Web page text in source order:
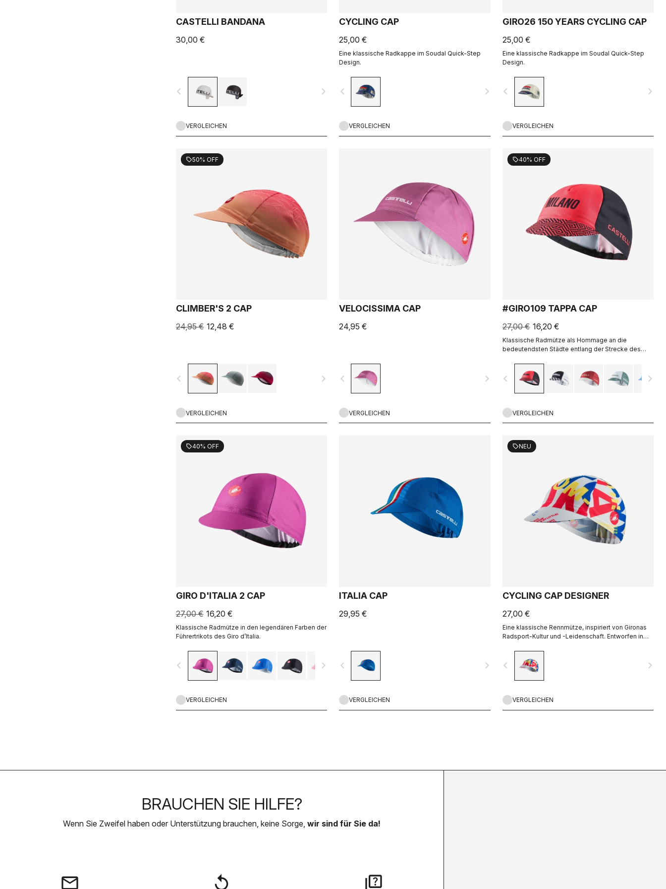
CASTELLI BANDANA
30,00 €
navigate_before navigate_next
VERGLEICHEN
CYCLING CAP
25,00 €
Eine klassische Radkappe im Soudal Quick-Step
Design.
navigate_before navigate_next
VERGLEICHEN
GIRO26 150 YEARS CYCLING CAP
25,00 €
Eine klassische Radkappe im Soudal Quick-Step
Design.
navigate_before navigate_next
VERGLEICHEN
sell50% OFF
CLIMBER'S 2 CAP
24,95 € 12,48 €
navigate_before navigate_next
VERGLEICHEN
VELOCISSIMA CAP
24,95 €
navigate_before navigate_next
VERGLEICHEN
sell40% OFF
#GIRO109 TAPPA CAP
27,00 € 16,20 €
Klassische Radmütze als Hommage an die
bedeutendsten Städte entlang der Strecke des
navigate_before navigate_next
VERGLEICHEN
sell40% OFF
GIRO D'ITALIA 2 CAP
27,00 € 16,20 €
Klassische Radmütze in den legendären Farben der
Führertrikots des Giro d’Italia.
navigate_before navigate_next
VERGLEICHEN
ITALIA CAP
29,95 €
navigate_before navigate_next
VERGLEICHEN
sellNEU
CYCLING CAP DESIGNER
27,00 €
Eine klassische Rennmütze, inspiriert von Gironas
Radsport-Kultur und -Leidenschaft. Entworfen in
navigate_before navigate_next
VERGLEICHEN
BRAUCHEN SIE HILFE?
Wenn Sie Zweifel haben oder Unterstützung brauchen, keine Sorge, wir sind für Sie da!
email replay quiz